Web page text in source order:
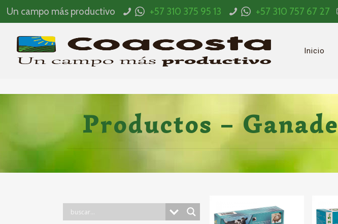
Un campo más productivo +57 310 375 95 13 +57 310 757 67 27
Inicio
Productos –